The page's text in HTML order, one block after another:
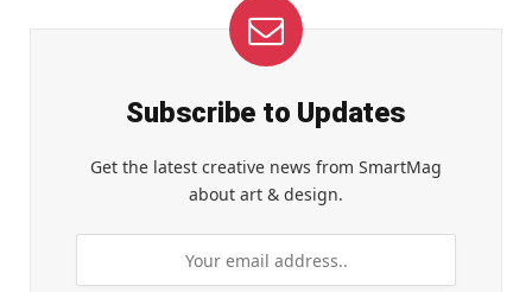
Subscribe to Updates
Get the latest creative news from SmartMag
about art & design.